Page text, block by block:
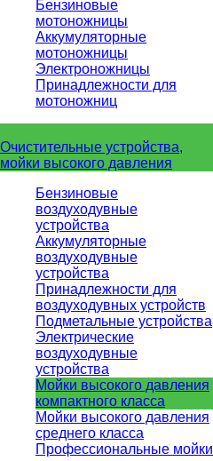
Бензиновые
мотоножницы
Аккумуляторные
мотоножницы
Электроножницы
Принадлежности для
мотоножниц
Очистительные устройства,
мойки высокого давления
Бензиновые
воздуходувные
устройства
Аккумуляторные
воздуходувные
устройства
Принадлежности для
воздуходувных устройств
Подметальные устройства
Электрические
воздуходувные
устройства
Мойки высокого давления
компактного класса
Мойки высокого давления
среднего класса
Профессиональные мойки